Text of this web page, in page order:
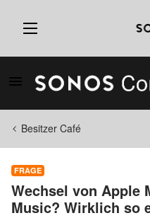
Besitzer Café
FRAGE
Wechsel von Apple
Music? Wirklich so